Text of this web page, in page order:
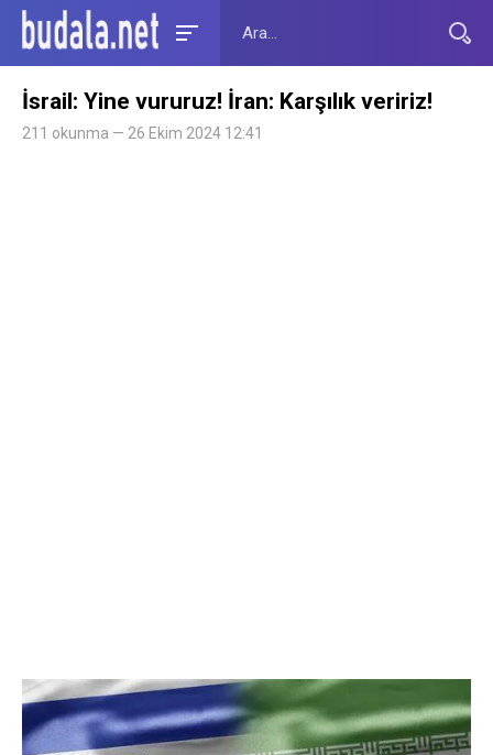
İsrail: Yine vururuz! İran: Karşılık veririz!
211 okunma — 26 Ekim 2024 12:41